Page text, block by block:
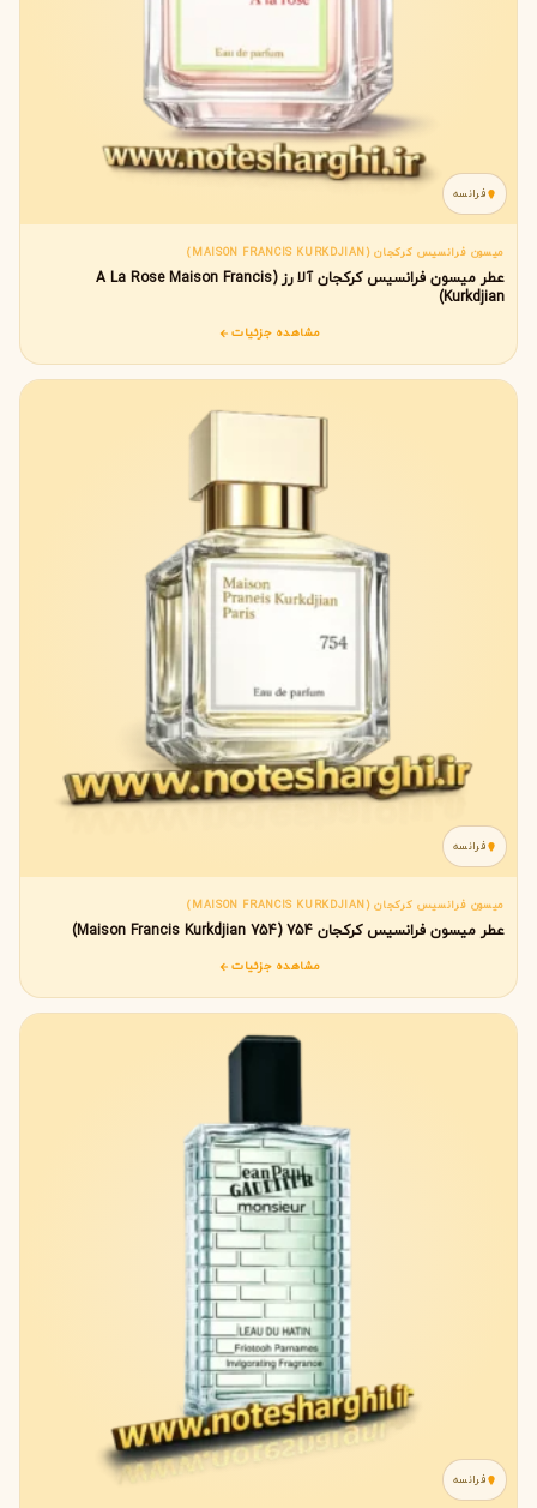
فرانسه
میسون فرانسیس کرکجان (MAISON FRANCIS KURKDJIAN)
عطر میسون فرانسیس کرکجان آلا رز (A La Rose Maison Francis
Kurkdjian)
مشاهده جزئیات
فرانسه
میسون فرانسیس کرکجان (MAISON FRANCIS KURKDJIAN)
عطر میسون فرانسیس کرکجان 754 (754 Maison Francis Kurkdjian)
مشاهده جزئیات
فرانسه